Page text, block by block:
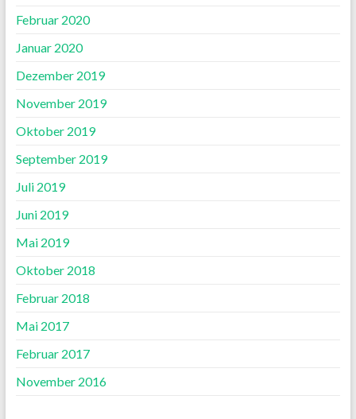
Februar 2020
Januar 2020
Dezember 2019
November 2019
Oktober 2019
September 2019
Juli 2019
Juni 2019
Mai 2019
Oktober 2018
Februar 2018
Mai 2017
Februar 2017
November 2016